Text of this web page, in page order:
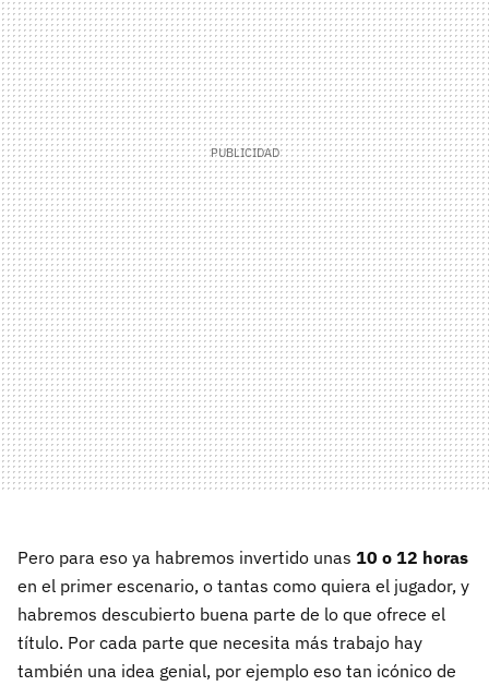
Pero para eso ya habremos invertido unas 10 o 12 horas
en el primer escenario, o tantas como quiera el jugador, y
habremos descubierto buena parte de lo que ofrece el
título. Por cada parte que necesita más trabajo hay
también una idea genial, por ejemplo eso tan icónico de